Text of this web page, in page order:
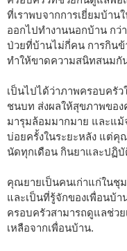
ที่เราพบจากการเยี่ยมบ้าน
ออกไปทำงานนอกบ้าน กว่
ป่วยที่บ้านไม่กี่คน การกิน
ทำให้ขาดความสนิทสนมกั
เป็นไปได้ว่าภาพครอบครั
ชนบท ส่งผลให้สุขภาพขอ
มารุมล้อมมากมาย และแ
บ่อยครั้งในระยะหลัง แต่
นัดทุกเดือน กินยาและปฏิ
คุณยายเป็นคนเก่าแก่ในชุ
และเป็นที่รู้จักของเพื่อนบ้
ครอบครัวสามารถดูแลช่ว
เหลือจากเพื่อนบ้าน.